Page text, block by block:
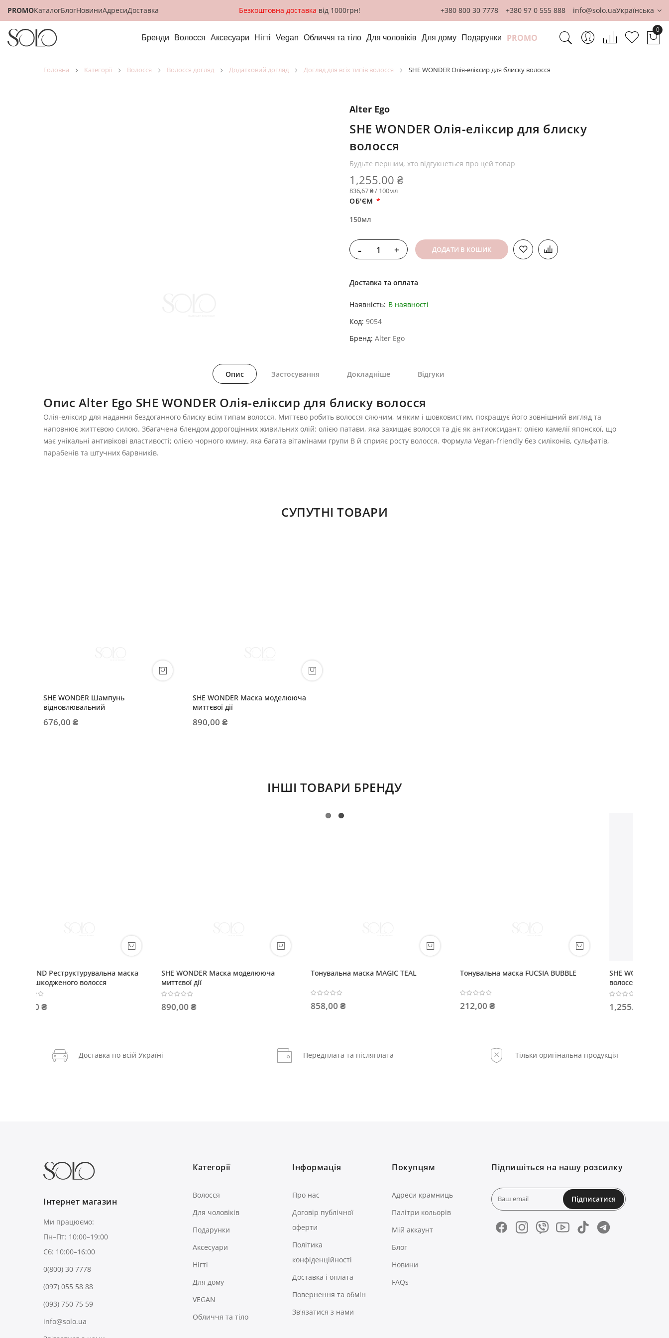
PROMOКаталогБлогНовиниАдресиДоставка Безкоштовна доставка від 1000грн! +380 800 30 7778 +380 97 0 555 888 info@solo.uaУкраїнська
Бренди Волосся Аксесуари Нігті Vegan Обличчя та тіло Для чоловіків Для дому Подарунки PROMO
0
головна категорії волосся волосся догляд додатковий догляд догляд для всіх типів волосся SHE WONDER Олія-еліксир для блиску волосся
Alter Ego
SHE WONDER Олія-еліксир для блиску
волосся
Будьте першим, хто відгукнеться про цей товар
1,255.00 ₴
836,67 ₴ / 100мл
ОБ'ЄМ
150мл
- + ДОДАТИ В КОШИК
Доставка та оплата
Наявність: В наявності
Код 9054
Бренд Alter Ego
Опис
Опис Alter Ego SHE WONDER Олія-еліксир для блиску волосся
Олія-еліксир для надання бездоганного блиску всім типам волосся. Миттєво робить волосся сяючим, м'яким і шовковистим, покращує його зовнішний вигляд та
наповнює життєвою силою. Збагачена блендом дорогоцінних живильних олій: олією патави, яка захищає волосся та діє як антиоксидант; олією камелії японскої, що
має унікальні антивікові властивості; олією чорного кмину, яка багата вітамінами групи В й сприяє росту волосся. Формула Vegan-friendly без силіконів, сульфатів,
парабенів та штучних барвників.
Застосування Докладніше Відгуки
СУПУТНІ ТОВАРИ
SHE WONDER Шампунь
відновлювальний
676,00 ₴
SHE WONDER Маска моделююча
миттєвої дії
890,00 ₴
ІНШІ ТОВАРИ БРЕНДУ
SHE WONDER Маска моделююча
миттєвої дії
890,00 ₴
Тонувальна маска MAGIC TEAL
858,00 ₴
Тонувальна маска FUCSIA BUBBLE
212,00 ₴
SHE WONDER Олія-еліксир для блиску
1,255.00 ₴
Доставка по всій Україні Передплата та післяплата Тільки оригінальна продукція
Інтернет магазин
Ми працюємо:
Пн–Пт: 10:00–19:00
Сб: 10:00–16:00
0(800) 30 7778
(097) 055 58 88
(093) 750 75 59
info@solo.ua
Категорії
Волосся
Для чоловіків
Подарунки
Аксесуари
Нігті
Для дому
VEGAN
Обличчя та тіло
Інформація
Про нас
Договір публічної
оферти
Політика
конфіденційності
Доставка і оплата
Повернення та обмін
Зв'язатися з нами
Покупцям
Адреси крамниць
Палітри кольорів
Мій аккаунт
Блог
Новини
FAQs
Підпишіться на нашу розсилку
Підписатися